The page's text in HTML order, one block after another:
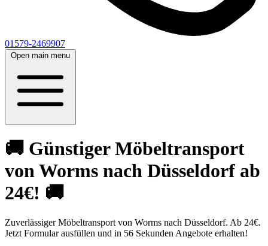
01579-2469907
Open main menu
🚚 Günstiger Möbeltransport
von Worms nach Düsseldorf ab
24€! 🚚
Zuverlässiger Möbeltransport von Worms nach Düsseldorf. Ab 24€.
Jetzt Formular ausfüllen und in 56 Sekunden Angebote erhalten!